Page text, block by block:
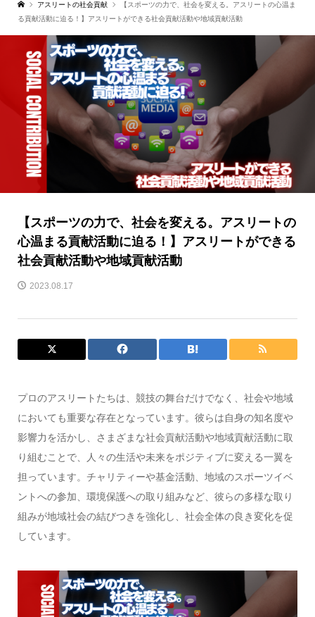
アスリートの社会貢献
【スポーツの力で、社会を変える。アスリートの心温ま
る貢献活動に迫る！】アスリートができる社会貢献活動や地域貢献活動
【スポーツの力で、社会を変える。アスリートの
心温まる貢献活動に迫る！】アスリートができる
社会貢献活動や地域貢献活動
2023.08.17
プロのアスリートたちは、競技の舞台だけでなく、社会や地域
においても重要な存在となっています。彼らは自身の知名度や
影響力を活かし、さまざまな社会貢献活動や地域貢献活動に取
り組むことで、人々の生活や未来をポジティブに変える一翼を
担っています。チャリティーや基金活動、地域のスポーツイベ
ントへの参加、環境保護への取り組みなど、彼らの多様な取り
組みが地域社会の結びつきを強化し、社会全体の良き変化を促
しています。